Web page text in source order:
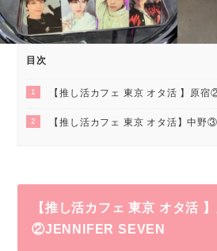
目次
1 【推し活カフェ 東京 オタ活 】原
2 【推し活カフェ 東京 オタ活】中野
【推し活カフェ 東京 オタ活
②JENNIFER SEVEN